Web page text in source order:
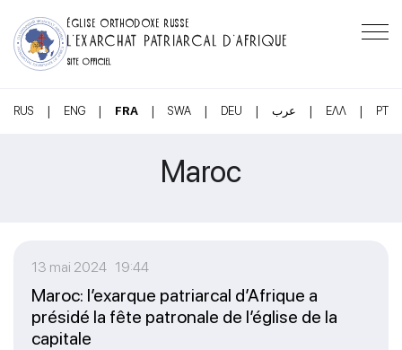
ÉGLISE ORTHODOXE RUSSE
L’EXARCHAT PATRIARCAL D’AFRIQUE
SITE OFFICIEL
RUS | ENG | FRA | SWA | DEU | عرب | ΕΛΛ | PT
Maroc
13 mai 2024 19:44
Maroc: l’exarque patriarcal d’Afrique a
présidé la fête patronale de l’église de la
capitale